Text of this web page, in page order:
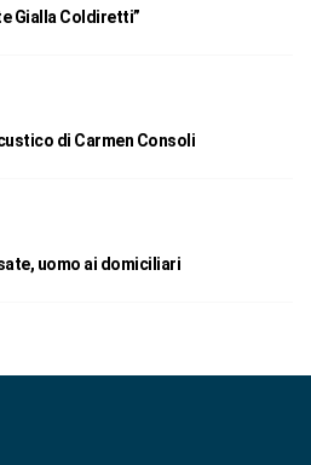
Gialla Coldiretti”
di Carmen Consoli
uomo ai domiciliari